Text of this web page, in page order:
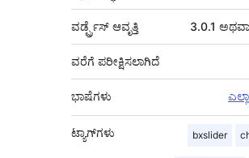
ವರ್ಡ್ಪ್ರೆಸ್ ಆವೃತ್ತಿ 3.0.1
ವರೆಗೆ ಪರೀಕ್ಷಿಸಲಾಗಿದೆ
ಭಾಷೆಗಳು
ಟ್ಯಾಗ್‌ಗಳು bxslider